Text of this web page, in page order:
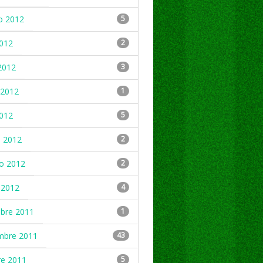
2012 5
2
3
1
5
2012 2
2012 2
4
2011 1
2011 43
2011 5